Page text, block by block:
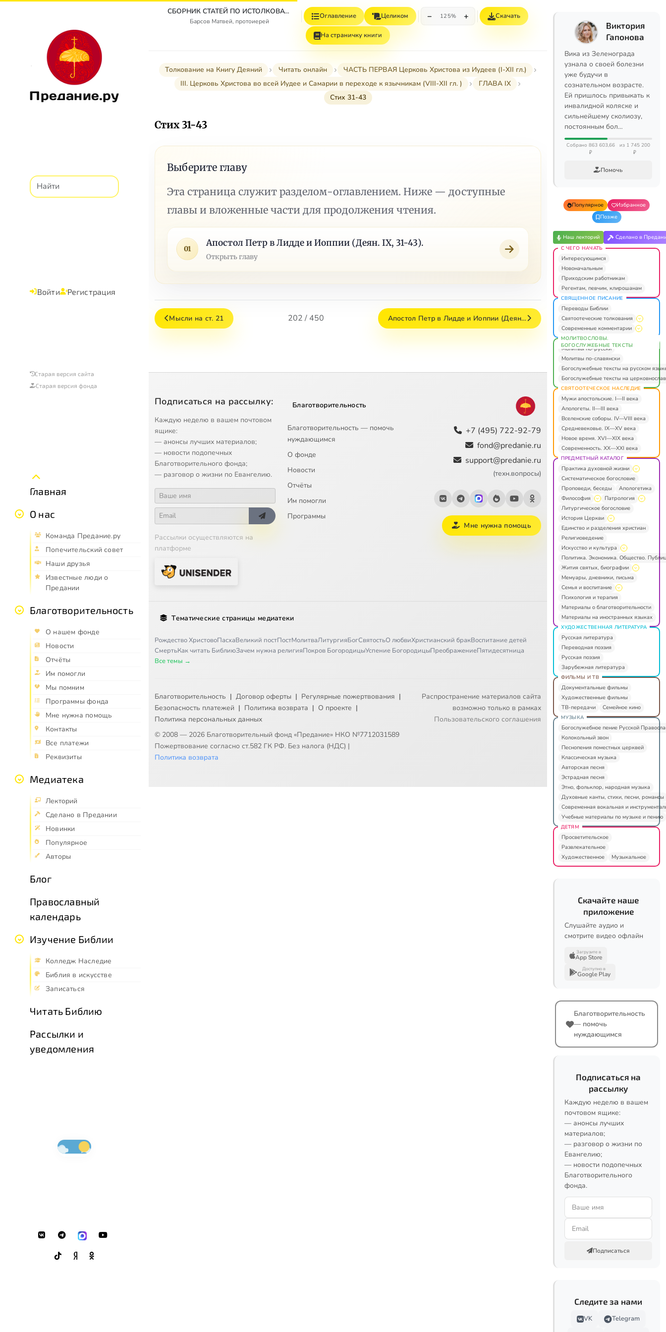
Предание.ру
Войти Регистрация
Старая версия сайта
Старая версия фонда
Главная
О нас
Команда Предание.ру
Попечительский совет
Наши друзья
Известные люди о
Предании
Благотворительность
О нашем фонде
Новости
Отчёты
Им помогли
Мы помним
Программы фонда
Мне нужна помощь
Контакты
Все платежи
Реквизиты
Медиатека
Лекторий
Сделано в Предании
Новинки
Популярное
Авторы
Блог
Православный
календарь
Изучение Библии
Колледж Наследие
Библия в искусстве
Записаться
Читать Библию
Рассылки и
уведомления
СБОРНИК СТАТЕЙ ПО ИСТОЛКОВАТЕЛЬНОМУ И НАЗИДАТЕЛЬНОМУ ЧТЕНИЮ ДЕЯНИЙ СВЯТЫХ АПОСТОЛОВ
Барсов Матвей, протоиерей
Оглавление Целиком − 125% + Скачать
На страничку книги
Толкование на Книгу Деяний Читать онлайн
ЧАСТЬ ПЕРВАЯ Церковь Христова из Иудеев (I-XII гл.)
III. Церковь Христова во всей Иудее и Самарии в переходе к язычникам (VIII-XII гл. )
ГЛАВА IX
Стих 31-43
Стих 31-43
Выберите главу
Эта страница служит разделом-оглавлением. Ниже — доступные
главы и вложенные части для продолжения чтения.
01
Апостол Петр в Лидде и Иоппии (Деян. IX, 31-43).
Открыть главу
Мысли на ст. 21 202 / 450 Апостол Петр в Лидде и Иоппии (Деян…
Подписаться на рассылку:
Каждую неделю в вашем почтовом
ящике:
— анонсы лучших материалов;
— новости подопечных
Благотворительного фонда;
— разговор о жизни по Евангелию.
Рассылки осуществляются на
платформе
Благотворительность
Благотворительность — помочь
нуждающимся
О фонде
Новости
Отчёты
Им помогли
Программы
+7 (495) 722-92-79
fond@predanie.ru
support@predanie.ru
(техн.вопросы)
Мне нужна помощь
Тематические страницы медиатеки
Рождество ХристовоПасхаВеликий постПостМолитваЛитургияБогСвятостьО любвиХристианский бракВоспитание детей
СмертьКак читать БиблиюЗачем нужна религияПокров БогородицыУспение БогородицыПреображениеПятидесятница
Все темы →
Благотворительность | Договор оферты | Регулярные пожертвования |
Безопасность платежей | Политика возврата | О проекте |
Политика персональных данных
© 2008 — 2026 Благотворительный фонд «Предание» НКО №7712031589
Пожертвование согласно ст.582 ГК РФ. Без налога (НДС) |
Политика возврата
Распространение материалов сайта
возможно только в рамках
Пользовательского соглашения
Виктория
Гапонова
Вика из Зеленограда
узнала о своей болезни
уже будучи в
сознательном возрасте.
Ей пришлось привыкать к
инвалидной коляске и
сильнейшему сколиозу,
постоянным бол…
Собрано 863 603,66
₽
из 1 745 200
₽
Помочь
Популярное
Избранное
Позже
Наш лекторий Сделано в
С ЧЕГО НАЧАТЬ
Интересующимся
Новоначальным
Приходским работникам
Регентам, певчим, клирошанам
СВЯЩЕННОЕ ПИСАНИЕ
Переводы Библии
Святоотеческие толкования
Современные комментарии
МОЛИТВОСЛОВЫ.
БОГОСЛУЖЕБНЫЕ ТЕКСТЫ
Молитвы по-русски
Молитвы по-славянски
Богослужебные тексты на русском
Богослужебные тексты на
СВЯТООТЕЧЕСКОЕ НАСЛЕДИЕ
Мужи апостольские. I—II века
Апологеты. II—III века
Вселенские соборы. IV—VIII века
Средневековье. IX—XV века
Новое время. XVI—XIX века
Современность. XX—XXI века
ПРЕДМЕТНЫЙ КАТАЛОГ
Практика духовной жизни
Систематическое богословие
Проповеди, беседы
Апологетика
Философия
Патрология
Литургическое богословие
История Церкви
Единство и разделения христиан
Религиоведение
Искусство и культура
Политика. Экономика. Общество.
Жития святых, биографии
Мемуары, дневники, письма
Семья и воспитание
Психология и терапия
Материалы о благотворительности
Материалы на иностранных языках
ХУДОЖЕСТВЕННАЯ ЛИТЕРАТУРА
Русская литература
Переводная поэзия
Русская поэзия
Зарубежная литература
ФИЛЬМЫ И ТВ
Документальные фильмы
Художественные фильмы
ТВ-передачи
Семейное кино
МУЗЫКА
Богослужебное пение Русской
Колокольный звон
Песнопения поместных церквей
Классическая музыка
Авторская песня
Эстрадная песня
Этно, фольклор, народная музыка
Духовные канты, стихи, песни, романсы
Современная вокальная и
Учебные материалы по музыке и пению
ДЕТЯМ
Просветительское
Развлекательное
Художественное
Музыкальное
Скачайте наше
приложение
Слушайте аудио и
смотрите видео офлайн
Загрузите в
App Store
Доступно в
Google Play
Благотворительность
— помочь
нуждающимся
Подписаться на
рассылку
Каждую неделю в вашем
почтовом ящике:
— анонсы лучших
материалов;
— разговор о жизни по
Евангелию;
— новости подопечных
Благотворительного
фонда.
Подписаться
Следите за нами
VK
Telegram